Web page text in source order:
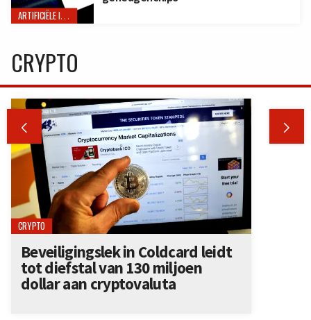
ARTIFICIËLE INTELLIGENTIE
CRYPTO
 
CRYPTO
Beveiligingslek in Coldcard leidt
tot diefstal van 130 miljoen
dollar aan cryptovaluta